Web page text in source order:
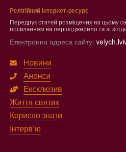
Релігійний інтернет-ресурс
Передрук статей розміщених на цьому
посиланням на першоджерело та зі згоди
Електронна адреса сайту:
Новини
Анонси
Ексклюзив
Життя святих
Корисно знати
Інтерв’ю